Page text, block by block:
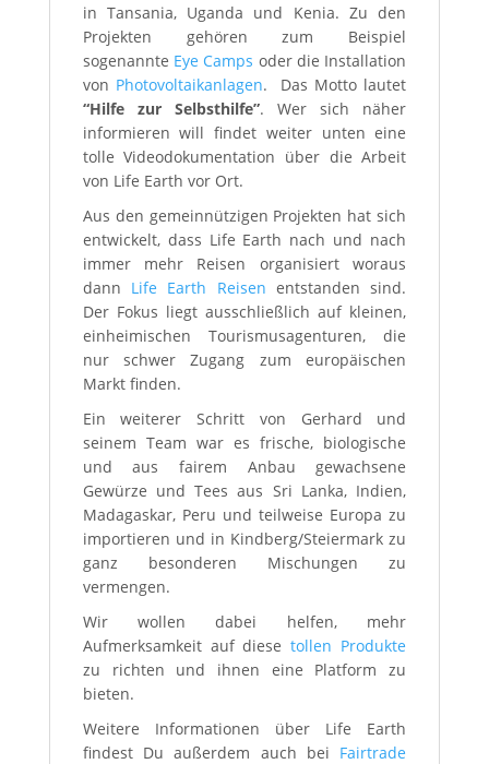
in Tansania, Uganda und Kenia. Zu den
Projekten gehören zum Beispiel
sogenannte Eye Camps oder die Installation
von Photovoltaikanlagen. Das Motto lautet
“Hilfe zur Selbsthilfe”. Wer sich näher
informieren will findet weiter unten eine
tolle Videodokumentation über die Arbeit
von Life Earth vor Ort.
Aus den gemeinnützigen Projekten hat sich
entwickelt, dass Life Earth nach und nach
immer mehr Reisen organisiert woraus
dann Life Earth Reisen entstanden sind.
Der Fokus liegt ausschließlich auf kleinen,
einheimischen Tourismusagenturen, die
nur schwer Zugang zum europäischen
Markt finden.
Ein weiterer Schritt von Gerhard und
seinem Team war es frische, biologische
und aus fairem Anbau gewachsene
Gewürze und Tees aus Sri Lanka, Indien,
Madagaskar, Peru und teilweise Europa zu
importieren und in Kindberg/Steiermark zu
ganz besonderen Mischungen zu
vermengen.
Wir wollen dabei helfen, mehr
Aufmerksamkeit auf diesetollen Produkte
zu richten und ihnen eine Platform zu
bieten.
Weitere Informationen über Life Earth
findest Du außerdem auch bei Fairtrade